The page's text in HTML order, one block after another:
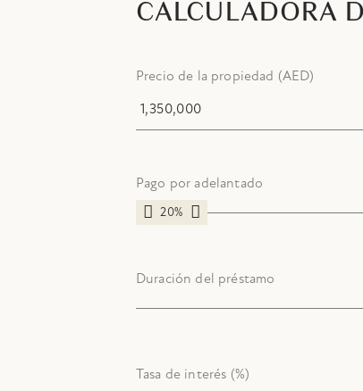
CALCULADORA
Precio de la propiedad (AED)
Pago por adelantado
20%
Duración del préstamo
Tasa de interés (%)